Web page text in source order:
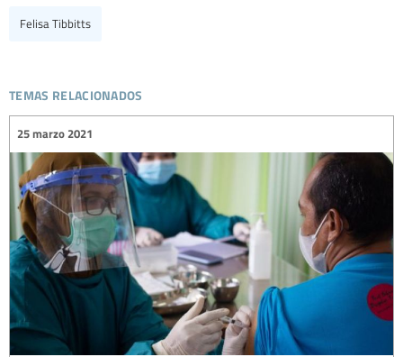
Felisa Tibbitts
temas relacionados
25 marzo 2021